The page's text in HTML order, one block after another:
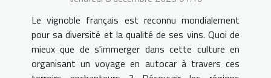
viticoles françaises
Le vignoble français est reconnu mondialement
pour sa diversité et la qualité de ses vins. Quoi de
mieux que de s'immerger dans cette culture en
organisant un voyage en autocar à travers ces